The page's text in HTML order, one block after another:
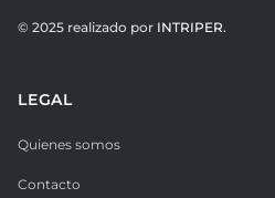
© 2025 realizado por INTRIPER.
LEGAL
Quienes somos
Contacto